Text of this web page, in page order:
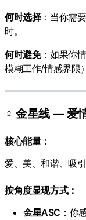
何时选择：当你需
时。
何时避免：如果你
模糊工作/情感界限
♀️ 金星线 — 爱
核心能量：
爱、美、和谐、吸
按角度显现方式：
金星ASC ：你